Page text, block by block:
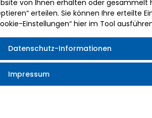
DRISCHBERGER
Markt…
von Ihnen erhalten oder gesammelt
erteilen. Sie können Ihre erteilte
Einstellungen“ hier im Tool
Datenschutz-Informationen
Impressum